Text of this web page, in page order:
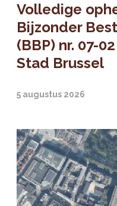
Volledige
Bijzonder
(BBP) nr. 07-
Stad Brussel
5 augustus 2026